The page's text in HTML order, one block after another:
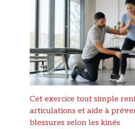
Cet exercice tout simple
articulations et aide à
blessures selon les kinés